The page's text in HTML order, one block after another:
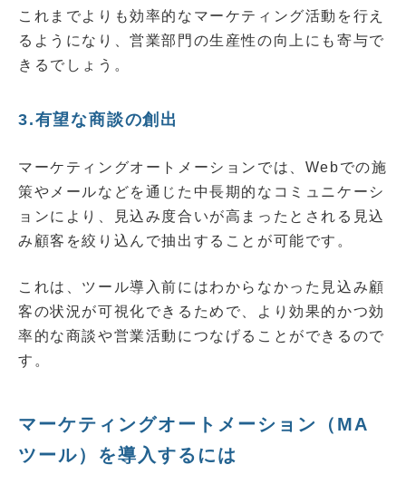
これまでよりも効率的なマーケティング活動を行え
るようになり、営業部門の生産性の向上にも寄与で
きるでしょう。
3.有望な商談の創出
マーケティングオートメーションでは、Webでの施
策やメールなどを通じた中長期的なコミュニケーシ
ョンにより、見込み度合いが高まったとされる見込
み顧客を絞り込んで抽出することが可能です。
これは、ツール導入前にはわからなかった見込み顧
客の状況が可視化できるためで、より効果的かつ効
率的な商談や営業活動につなげることができるので
す。
マーケティングオートメーション（MA
ツール）を導入するには